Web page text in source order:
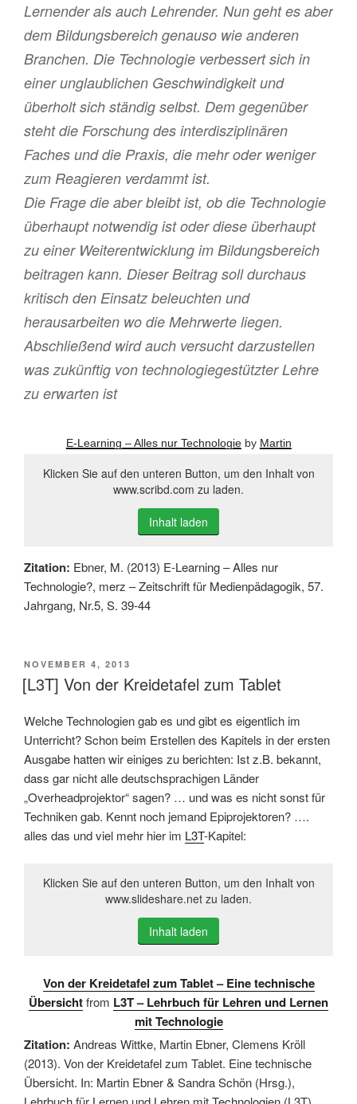
Lernender als auch Lehrender. Nun geht es aber
dem Bildungsbereich genauso wie anderen
Branchen. Die Technologie verbessert sich in
einer unglaublichen Geschwindigkeit und
überholt sich ständig selbst. Dem gegenüber
steht die Forschung des interdisziplinären
Faches und die Praxis, die mehr oder weniger
zum Reagieren verdammt ist.
Die Frage die aber bleibt ist, ob die Technologie
überhaupt notwendig ist oder diese überhaupt
zu einer Weiterentwicklung im Bildungsbereich
beitragen kann. Dieser Beitrag soll durchaus
kritisch den Einsatz beleuchten und
herausarbeiten wo die Mehrwerte liegen.
Abschließend wird auch versucht darzustellen
was zukünftig von technologiegestützter Lehre
zu erwarten ist
E-Learning – Alles nur Technologieby Martin
Klicken Sie auf den unteren Button, um den Inhalt von
www.scribd.com zu laden.
Inhalt laden
Zitation: Ebner, M. (2013) E-Learning – Alles nur
Technologie?, merz – Zeitschrift für Medienpädagogik, 57.
Jahrgang, Nr.5, S. 39-44
VERÖFFENTLICHT
AM
NOVEMBER 4, 2013
[L3T] Von der Kreidetafel zum Tablet
Welche Technologien gab es und gibt es eigentlich im
Unterricht? Schon beim Erstellen des Kapitels in der ersten
Ausgabe hatten wir einiges zu berichten: Ist z.B. bekannt,
dass gar nicht alle deutschsprachigen Länder
„Overheadprojektor“ sagen? … und was es nicht sonst für
Techniken gab. Kennt noch jemand Epiprojektoren? ….
alles das und viel mehr hier im L3T-Kapitel:
Klicken Sie auf den unteren Button, um den Inhalt von
www.slideshare.net zu laden.
Inhalt laden
Von der Kreidetafel zum Tablet – Eine technische
Übersichtfrom L3T – Lehrbuch für Lehren und Lernen
mit Technologie
Zitation: Andreas Wittke, Martin Ebner, Clemens Kröll
(2013). Von der Kreidetafel zum Tablet. Eine technische
Übersicht. In: Martin Ebner & Sandra Schön (Hrsg.),